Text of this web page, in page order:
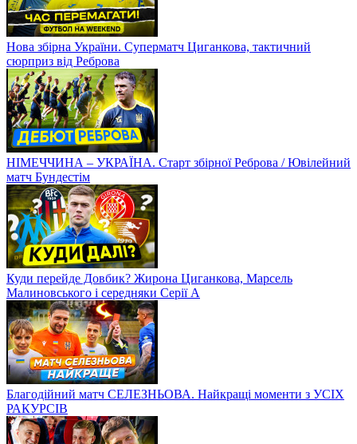
Нова збірна України. Суперматч Циганкова, тактичний
сюрприз від Реброва
НІМЕЧЧИНА – УКРАЇНА. Старт збірної Реброва / Ювілейний
матч Бундестім
Куди перейде Довбик? Жирона Циганкова, Марсель
Малиновського і середняки Серії А
Благодійний матч СЕЛЕЗНЬОВА. Найкращі моменти з УСІХ
РАКУРСІВ